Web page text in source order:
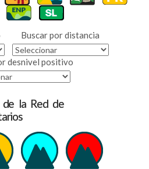
Buscar por distancia
desnivel positivo
de la Red de